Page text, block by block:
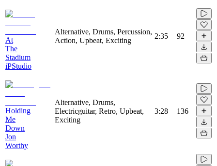
At
The
Stadium
iPStudio
Alternative, Drums, Percussion,
Action, Upbeat, Exciting
2:35 92
Holding
Me
Down
Jon
Worthy
Alternative, Drums,
Electricguitar, Retro, Upbeat,
Exciting
3:28 136